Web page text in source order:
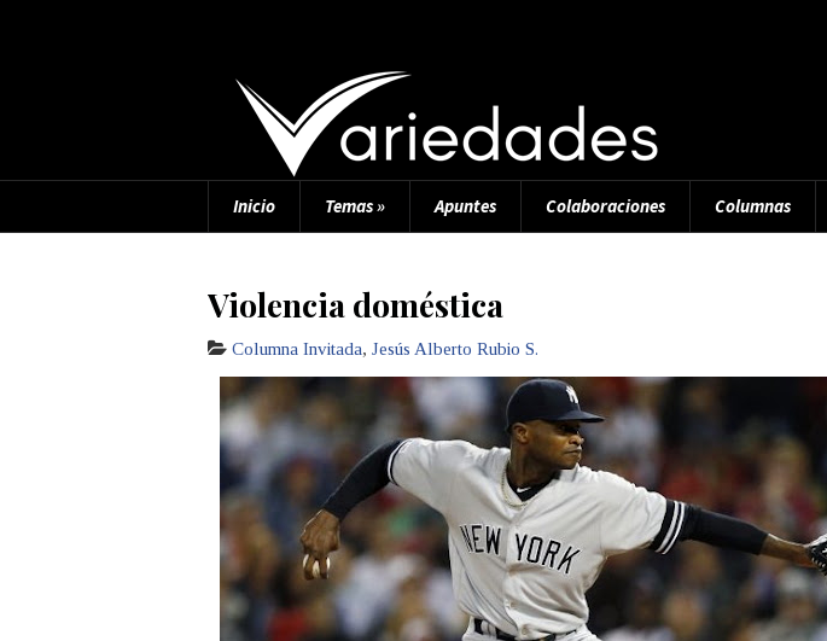
Inicio Temas» Apuntes Colaboraciones Columnas
Violencia doméstica
Columna Invitada, Jesús Alberto Rubio S.